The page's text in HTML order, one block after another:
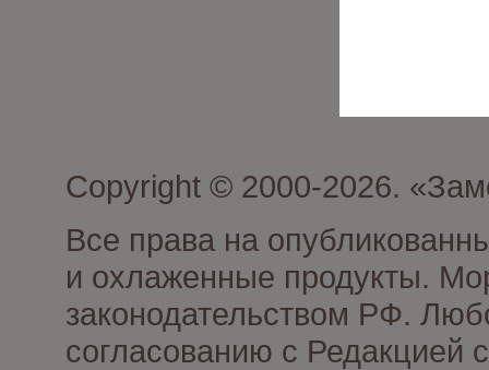
Copyright © 2000-2026.
Все права на
и охлаженные продукты.
законодательством РФ.
согласованию с Редакцией